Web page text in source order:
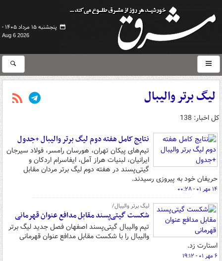
پنجشنبه ۱۵ مرداد ۱۴۰۵ -
Aug 6 2026
لیگ برتر والیبال
کل اخبار: 138
نتایج کامل هفته دوم لیگ برتر والیبال +جدول
تیم‌های پیکان تهران، هورسان رامسر، فولاد سیرجان
ایرانیان، لبنیات هراز آمل، ایفاسرام اردکان و
گیتی‌پسند در هفته دوم لیگ برتر مردان مقابل
حریفان خود به پیروزی رسیدند.
۱۴ مهر ۰۱ - ۰۰:۲۸
لیگ برتر والیبال/
شکست گیتی‌پسند مقابل مدافع عنوان قهرمانی
تیم والیبال گیتی‌پسند اصفهان فصل جدید لیگ برتر
والیبال را با شکست مقابل مدافع عنوان قهرمانی
استارت زد.
۶ مهر ۰۱ - ۱۹:۱۲